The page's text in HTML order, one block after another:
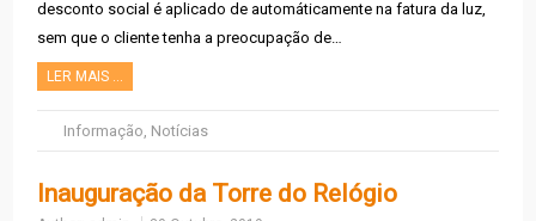
desconto social é aplicado de automáticamente na fatura da luz,
sem que o cliente tenha a preocupação de…
LER MAIS …
Informação, Notícias
Inauguração da Torre do Relógio